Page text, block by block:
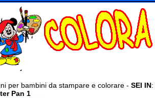
per bambini da stampare e colorare - SEI IN:
Pan 1